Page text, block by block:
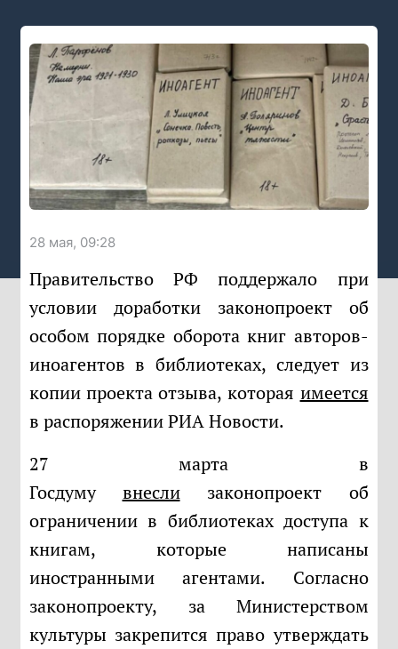
28 мая, 09:28
Правительство РФ поддержало при
условии доработки законопроект об
особом порядке оборота книг авторов-
иноагентов в библиотеках, следует из
копии проекта отзыва, которая имеется
в распоряжении РИА Новости.
27 марта в
Госдуму внеслизаконопроект об
ограничении в библиотеках доступа к
книгам, которые написаны
иностранными агентами. Согласно
законопроекту, за Министерством
культуры закрепится право утверждать